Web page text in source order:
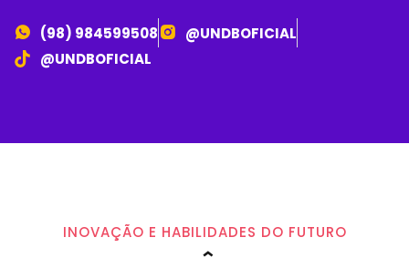
(98) 984599508
@UNDBOFICIAL
@UNDBOFICIAL
INOVAÇÃO E HABILIDADES DO FUTURO